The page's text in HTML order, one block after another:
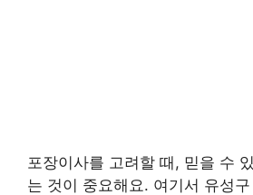
포장이사를 고려할 때, 믿을 수
는 것이 중요해요. 여기서 유성